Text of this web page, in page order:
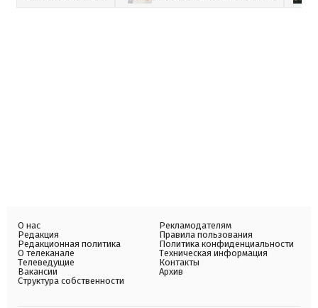
О нас
Редакция
Редакционная политика
О телеканале
Телеведущие
Вакансии
Структура собственности
Рекламодателям
Правила пользования
Политика конфиденциальности
Техническая информация
Контакты
Архив